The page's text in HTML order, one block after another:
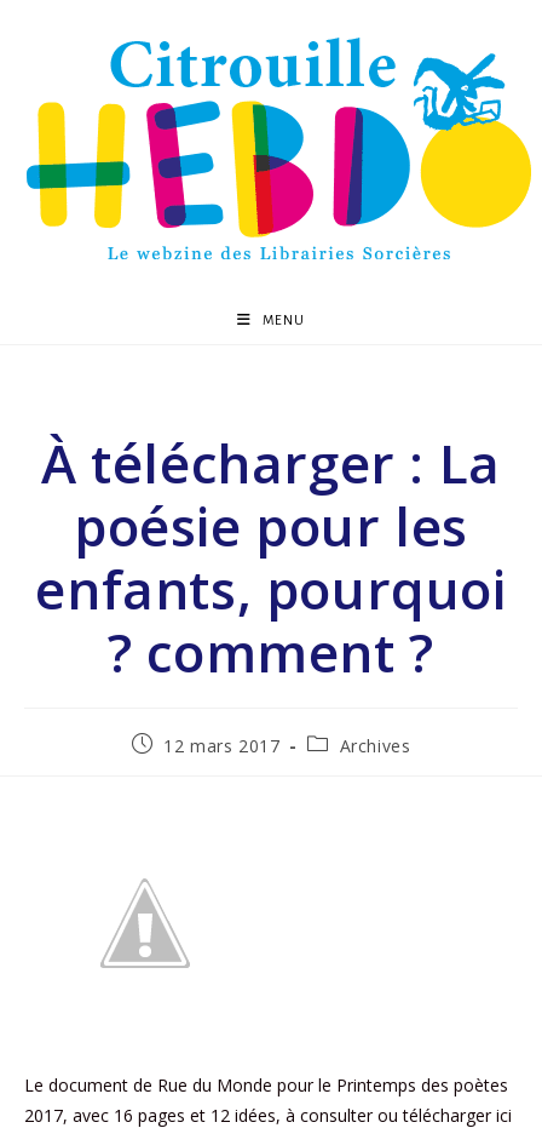
MENU
À télécharger : La
poésie pour les
enfants, pourquoi
? comment ?
12 mars 2017 Archives
Le document de Rue du Monde pour le Printemps des poètes
2017, avec 16 pages et 12 idées, à consulter ou télécharger ici